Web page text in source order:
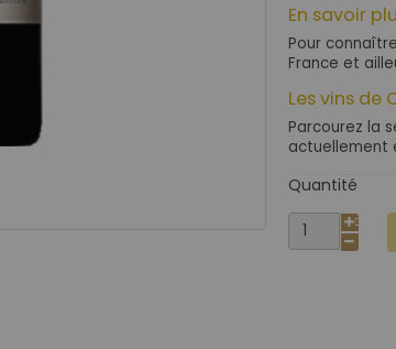
En savoir
Pour
France et
Les vins de
Parcourez la
actuellement
Quantité